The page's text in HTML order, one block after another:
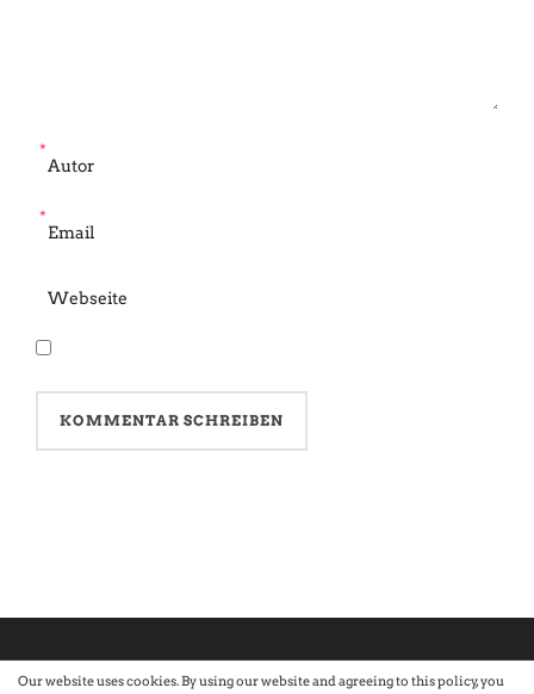
Our website uses cookies. By using our website and agreeing to this policy, you
*
*